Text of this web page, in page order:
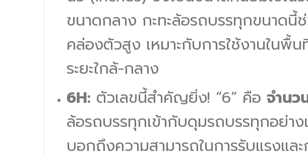
ขนาดกลาง กะทะล้อรถบรรทุกขนาดนี้
คล่องตัวสูง เหมาะกับการใช้งานในพื้
ระยะใกล้-กลาง
6H: ตัวเลขนี้สำคัญยิ่ง! “6” คือ จำนว
ล้อรถบรรทุกเข้ากับดุมรถบรรทุกอย่า
บอกถึงความสามารถในการรับแรงแล